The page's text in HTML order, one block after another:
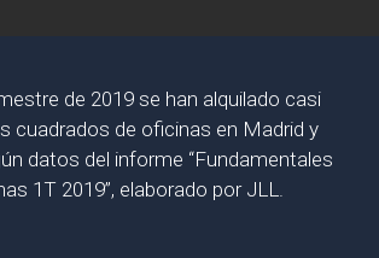
de 2019 se han alquilado casi
cuadrados de oficinas en Madrid y
datos del informe “Fundamentales
1T 2019”, elaborado por JLL.